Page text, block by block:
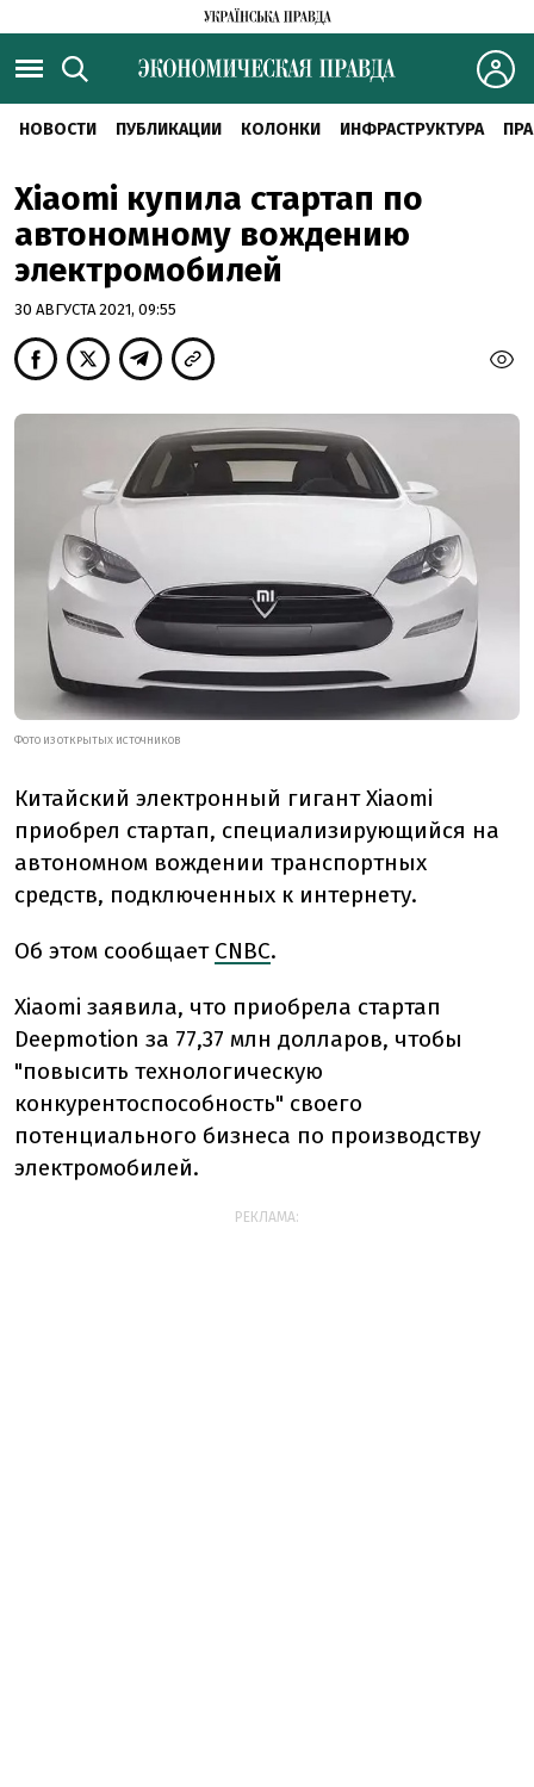
НОВОСТИ ПУБЛИКАЦИИ КОЛОНКИ ИНФРАСТРУКТУРА
Xiaomi купила стартап по
автономному вождению
электромобилей
30 АВГУСТА 2021, 09:55
ФОТО ИЗ ОТКРЫТЫХ ИСТОЧНИКОВ
Китайский электронный гигант Xiaomi
приобрел стартап, специализирующийся на
автономном вождении транспортных
средств, подключенных к интернету.
Об этом сообщает CNBC.
Xiaomi заявила, что приобрела стартап
Deepmotion за 77,37 млн долларов, чтобы
"повысить технологическую
конкурентоспособность" своего
потенциального бизнеса по производству
электромобилей.
РЕКЛАМА: